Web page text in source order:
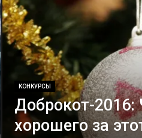
КОНКУРСЫ
Доброкот-
хорошего за